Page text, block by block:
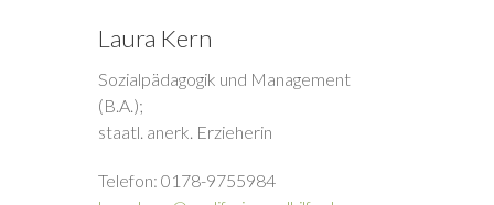
Laura Kern
Sozialpädagogik und Management
(B.A.);
staatl. anerk. Erzieherin
Telefon: 0178-9755984